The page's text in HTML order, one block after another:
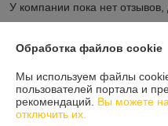
У компании пока нет отзывов,
О нас
Контакты
Обработка файлов cookie
Мы используем файлы
пользователей портала и
рекомендаций. Вы можете
отключить их.